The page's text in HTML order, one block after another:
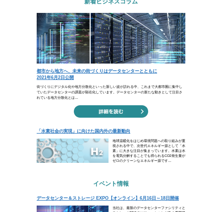
本メールは、NTTアーバンソリューションズグループ
などにご来場、お申込み頂いた方、営業活動で名刺交
一人では何も出来ぬ
だが、まず誰かがはじめなけれ
（岸田國士）
一人で出来ることは限られています
ません。ならば、まずは自分の手で
ニア精神を持って新劇という道を切